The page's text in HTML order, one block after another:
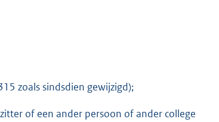
zoals sindsdien gewijzigd);
of een ander persoon of ander college